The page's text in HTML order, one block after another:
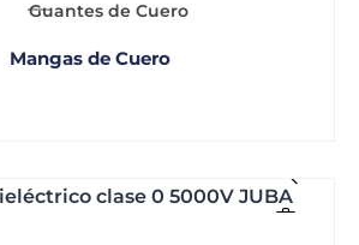
Guantes de Cuero
Mangas de Cuero